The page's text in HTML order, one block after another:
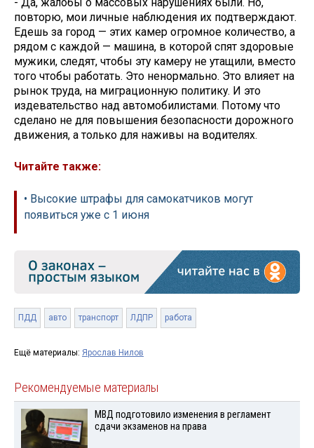
повторю, мои личные наблюдения их подтверждают.
Едешь за город — этих камер огромное количество, а
рядом с каждой — машина, в которой спят здоровые
мужики, следят, чтобы эту камеру не утащили, вместо
того чтобы работать. Это ненормально. Это влияет на
рынок труда, на миграционную политику. И это
издевательство над автомобилистами. Потому что
сделано не для повышения безопасности дорожного
движения, а только для наживы на водителях.
Читайте также:
• Высокие штрафы для самокатчиков могут
появиться уже с 1 июня
ПДД авто транспорт ЛДПР работа
Ещё материалы: Ярослав Нилов
Рекомендуемые материалы
МВД подготовило изменения в регламент
сдачи экзаменов на права